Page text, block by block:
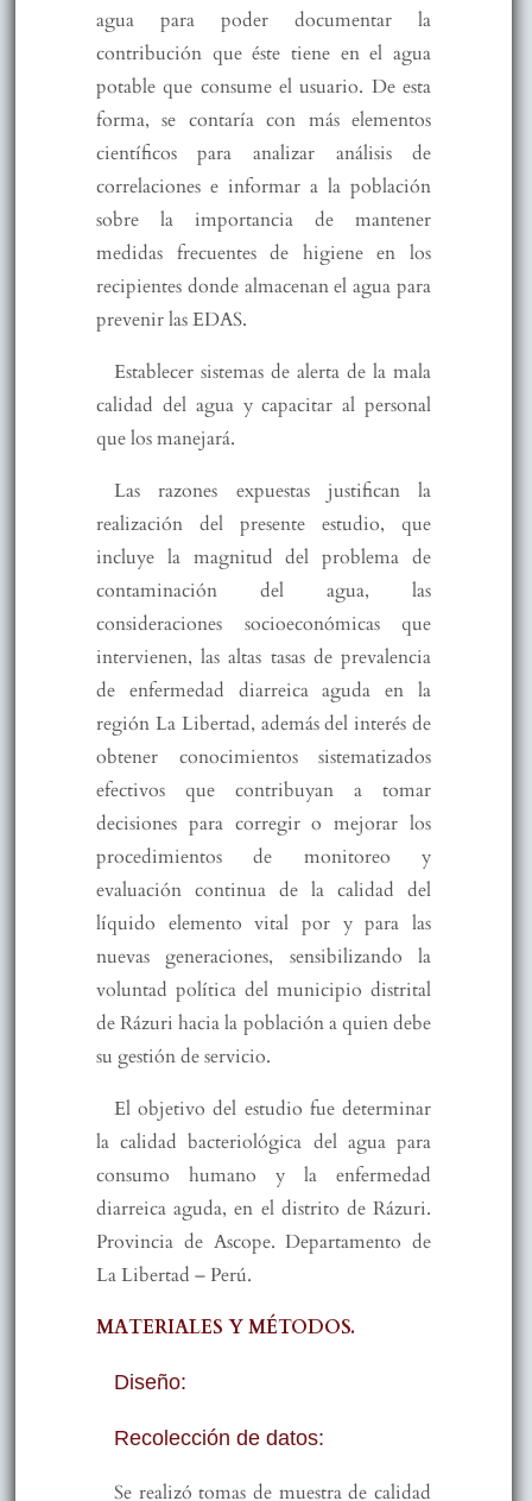
agua para poder documentar la
contribución que éste tiene en el agua
potable que consume el usuario. De esta
forma, se contaría con más elementos
científicos para analizar análisis de
correlaciones e informar a la población
sobre la importancia de mantener
medidas frecuentes de higiene en los
recipientes donde almacenan el agua para
prevenir las EDAS.
Establecer sistemas de alerta de la mala
calidad del agua y capacitar al personal
que los manejará.
Las razones expuestas justifican la
realización del presente estudio, que
incluye la magnitud del problema de
contaminación del agua, las
consideraciones socioeconómicas que
intervienen, las altas tasas de prevalencia
de enfermedad diarreica aguda en la
región La Libertad, además del interés de
obtener conocimientos sistematizados
efectivos que contribuyan a tomar
decisiones para corregir o mejorar los
procedimientos de monitoreo y
evaluación continua de la calidad del
líquido elemento vital por y para las
nuevas generaciones, sensibilizando la
voluntad política del municipio distrital
de Rázuri hacia la población a quien debe
su gestión de servicio.
El objetivo del estudio fue determinar
la calidad bacteriológica del agua para
consumo humano y la enfermedad
diarreica aguda, en el distrito de Rázuri.
Provincia de Ascope. Departamento de
La Libertad – Perú.
MATERIALES Y MÉTODOS.
Diseño:
Recolección de datos:
Se realizó tomas de muestra de calidad